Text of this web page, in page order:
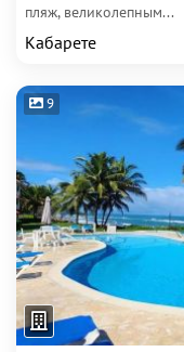
пляж, великолепным...
Кабарете
9